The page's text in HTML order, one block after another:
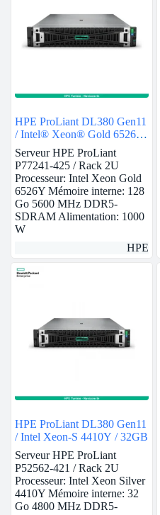
HPE ProLiant DL380 Gen11
/ Intel® Xeon® Gold 6526Y
/ 128GB
Serveur HPE ProLiant
P77241-425 / Rack 2U
Processeur: Intel Xeon Gold
6526Y Mémoire interne: 128
Go 5600 MHz DDR5-
SDRAM Alimentation: 1000
W
HPE
HPE ProLiant DL380 Gen11
/ Intel Xeon-S 4410Y / 32GB
Serveur HPE ProLiant
P52562-421 / Rack 2U
Processeur: Intel Xeon Silver
4410Y Mémoire interne: 32
Go 4800 MHz DDR5-